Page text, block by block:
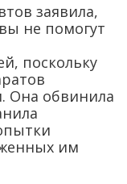
заявила,
не помогут
поскольку
Она обвинила
им